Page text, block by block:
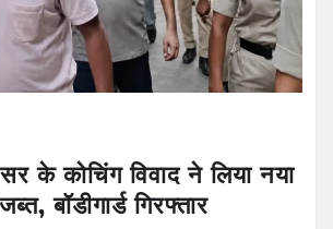
के कोचिंग विवाद ने लिया नया
बॉडीगार्ड गिरफ्तार